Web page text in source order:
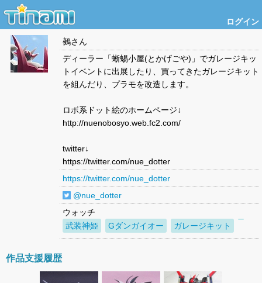
ログイン
鵺さん
ディーラー「蜥蜴小屋(とかげごや)」でガレージキッ
トイベントに出展したり、買ってきたガレージキット
を組んだり、プラモを改造します。
ロボ系ドット絵のホームページ↓
http://nuenobosyo.web.fc2.com/
twitter↓
https://twitter.com/nue_dotter
https://twitter.com/nue_dotter
@nue_dotter
ウォッチ
武装神姫
Gダンガイオー ガレージキット
作品支援履歴